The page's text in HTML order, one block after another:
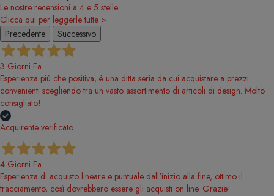
Le nostre recensioni a 4 e 5 stelle.
Clicca qui per leggerle tutte >
Precedente
Successivo
3 Giorni Fa
Esperienza più che positiva, è una ditta seria da cui acquistare a prezzi
convenienti scegliendo tra un vasto assortimento di articoli di design. Molto
consigliato!
Acquirente verificato
4 Giorni Fa
Esperienza di acquisto lineare e puntuale dall'inizio alla fine, ottimo il
tracciamento, così dovrebbero essere gli acquisti on line. Grazie!